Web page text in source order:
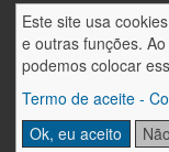
Este site usa
e outras funções.
podemos colocar
Termo de aceite -
Ok, eu aceito
Estudo de
O economista
projeto é ou não
responsável pelo
de custos e